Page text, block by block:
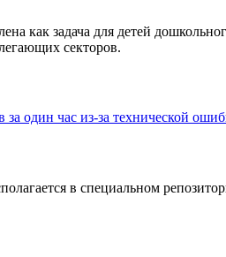
как задача для детей
секторов.
один час из-за технической
в специальном